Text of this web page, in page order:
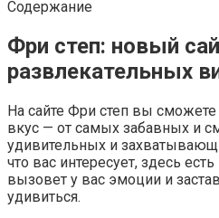
Содержание
Фри степ: новый
развлекательных
На сайте Фри степ вы
вкус — от самых забавных и
удивительных и
что вас интересует, здесь
вызовет у вас эмоции и
удивиться.